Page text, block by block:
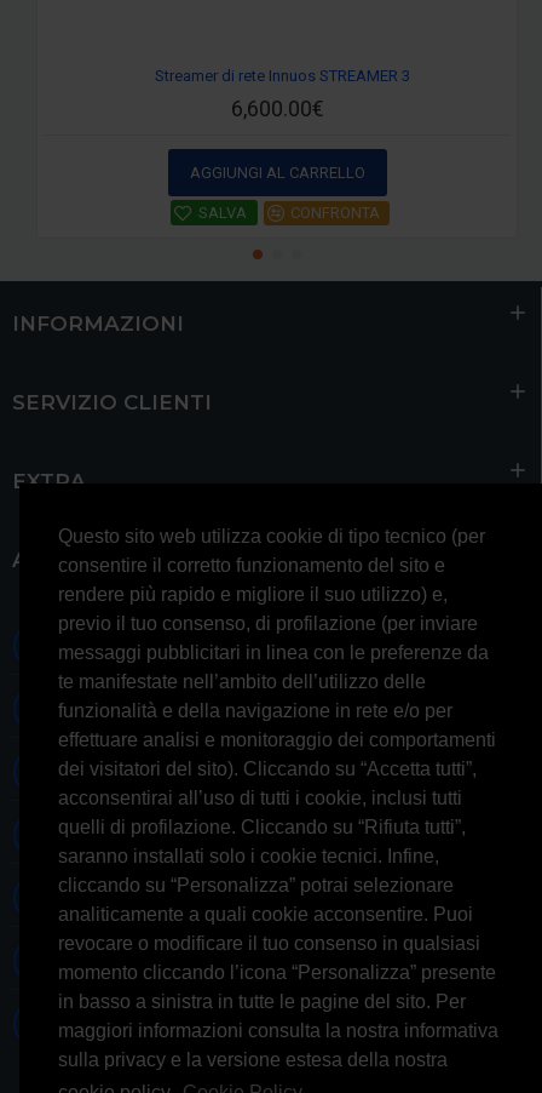
Questo sito web utilizza cookie di tipo tecnico (per
consentire il corretto funzionamento del sito e
rendere più rapido e migliore il suo utilizzo) e,
previo il tuo consenso, di profilazione (per inviare
messaggi pubblicitari in linea con le preferenze da
te manifestate nell’ambito dell’utilizzo delle
funzionalità e della navigazione in rete e/o per
effettuare analisi e monitoraggio dei comportamenti
dei visitatori del sito). Cliccando su “Accetta tutti”,
acconsentirai all’uso di tutti i cookie, inclusi tutti
quelli di profilazione. Cliccando su “Rifiuta tutti”,
saranno installati solo i cookie tecnici. Infine,
cliccando su “Personalizza” potrai selezionare
analiticamente a quali cookie acconsentire. Puoi
revocare o modificare il tuo consenso in qualsiasi
momento cliccando l’icona “Personalizza” presente
in basso a sinistra in tutte le pagine del sito. Per
maggiori informazioni consulta la nostra informativa
sulla privacy e la versione estesa della nostra
Streamer di rete Innuos STREAMER 3
6,600.00€
AGGIUNGI AL CARRELLO
SALVA CONFRONTA
INFORMAZIONI
SERVIZIO CLIENTI
EXTRA
ACCOUNT
0697245677 0697245678
Whatsapp 3314433674
Informazioni generiche
Informazioni commerciali
Informazioni tecniche
Skype